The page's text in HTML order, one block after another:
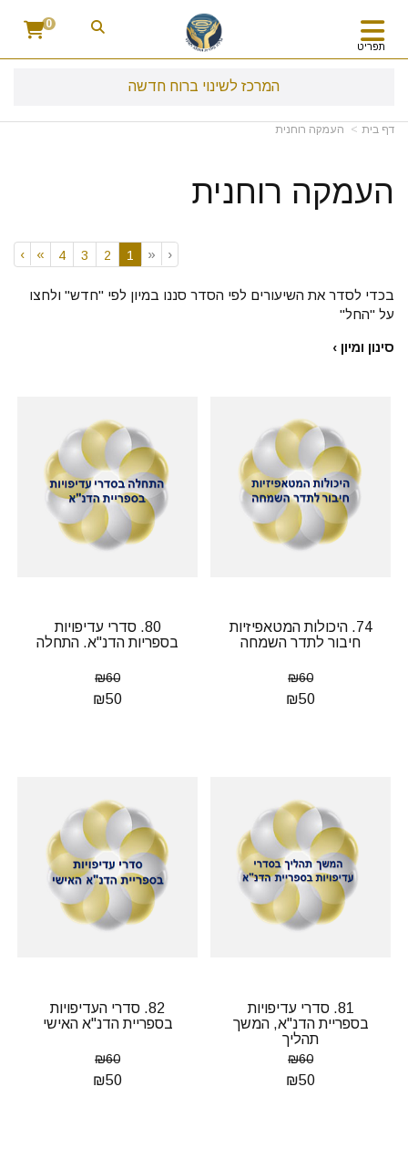
תפריט
0
המרכז לשינוי ברוח חדשה
דף בית העמקה רוחנית
העמקה רוחנית
‹
«
1
2
3
4
»
›
בכדי לסדר את השיעורים לפי הסדר סננו במיון לפי "חדש" ולחצו
על "החל"
סינון ומיון ›
74. היכולות המטאפיזיות
חיבור לתדר השמחה
₪60
₪50
80. סדרי עדיפויות
בספריות הדנ"א. התחלה
₪60
₪50
81. סדרי עדיפויות
בספריית הדנ"א, המשך
תהליך
₪60
₪50
82. סדרי העדיפויות
בספריית הדנ"א האישי
₪60
₪50